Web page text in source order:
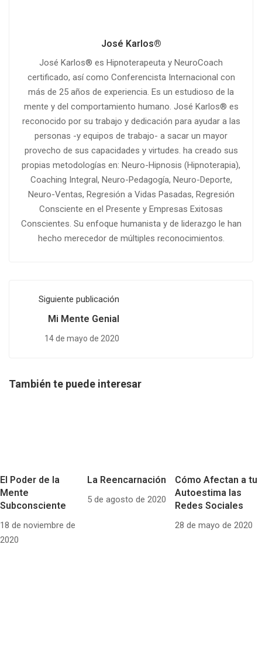
José Karlos®
José Karlos® es Hipnoterapeuta y NeuroCoach
certificado, así como Conferencista Internacional con
más de 25 años de experiencia. Es un estudioso de la
mente y del comportamiento humano. José Karlos® es
reconocido por su trabajo y dedicación para ayudar a las
personas -y equipos de trabajo- a sacar un mayor
provecho de sus capacidades y virtudes. ha creado sus
propias metodologías en: Neuro-Hipnosis (Hipnoterapia),
Coaching Integral, Neuro-Pedagogía, Neuro-Deporte,
Neuro-Ventas, Regresión a Vidas Pasadas, Regresión
Consciente en el Presente y Empresas Exitosas
Conscientes. Su enfoque humanista y de liderazgo le han
hecho merecedor de múltiples reconocimientos.
Siguiente publicación
Mi Mente Genial
14 de mayo de 2020
También te puede interesar
El Poder de la
Mente
Subconsciente
18 de noviembre de
2020
La Reencarnación
5 de agosto de 2020
Cómo Afectan a tu
Autoestima las
Redes Sociales
28 de mayo de 2020